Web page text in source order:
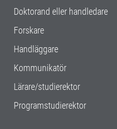
Doktorand eller handledare
Forskare
Handläggare
Kommunikatör
Lärare/studierektor
Programstudierektor